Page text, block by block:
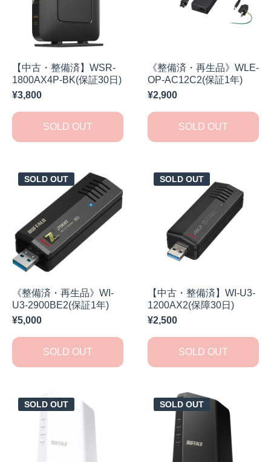
【中古・整備済】WSR-
1800AX4P-BK(保証30日)
¥3,800
SOLD OUT
《整備済・再生品》WLE-
OP-AC12C2(保証1年)
¥2,900
SOLD OUT
SOLD OUT
《整備済・再生品》WI-
U3-2900BE2(保証1年)
¥5,000
SOLD OUT
SOLD OUT
【中古・整備済】WI-U3-
1200AX2(保障30日)
¥2,500
SOLD OUT
SOLD OUT SOLD OUT